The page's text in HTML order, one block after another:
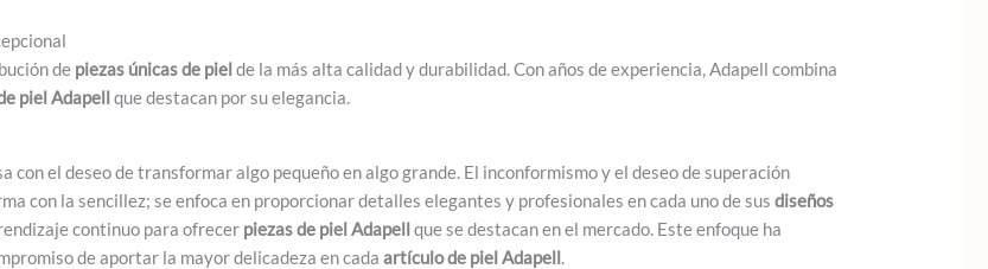
de piezas únicas de pielde la más alta calidad y durabilidad. Con años de experiencia, Adapell combina
piel Adapellque destacan por su elegancia.
con el deseo de transformar algo pequeño en algo grande. El inconformismo y el deseo de superación
con la sencillez; se enfoca en proporcionar detalles elegantes y profesionales en cada uno de susdiseños
continuo para ofrecer piezas de piel Adapellque se destacan en el mercado. Este enfoque ha
de aportar la mayor delicadeza en cadaartículo de piel Adapell